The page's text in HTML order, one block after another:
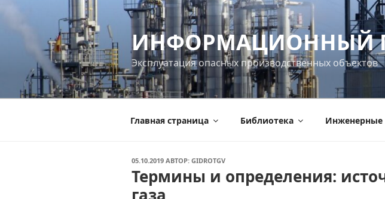
содержимому
ИНФОРМАЦИОННЫЙ
Эксплуатация опасных производственных объектов
Главная страница Библиотека Инженерные
ОПУБЛИКОВАНО
05.10.2019 АВТОР: GIDROTGV
Термины и определения:
газа